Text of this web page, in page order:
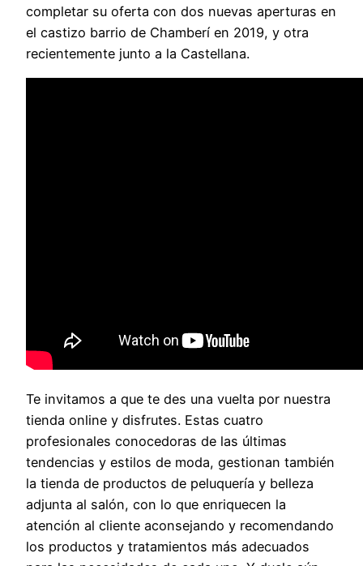
completar su oferta con dos nuevas aperturas en
el castizo barrio de Chamberí en 2019, y otra
recientemente junto a la Castellana.
Te invitamos a que te des una vuelta por nuestra
tienda online y disfrutes. Estas cuatro
profesionales conocedoras de las últimas
tendencias y estilos de moda, gestionan también
la tienda de productos de peluquería y belleza
adjunta al salón, con lo que enriquecen la
atención al cliente aconsejando y recomendando
los productos y tratamientos más adecuados